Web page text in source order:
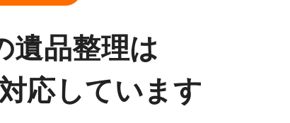
遺品整理は
応しています